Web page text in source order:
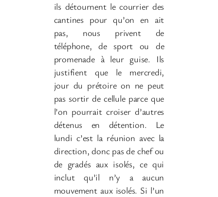
ils détournent le courrier des
cantines pour qu’on en ait
pas, nous privent de
téléphone, de sport ou de
promenade à leur guise. Ils
justifient que le mercredi,
jour du prétoire on ne peut
pas sortir de cellule parce que
l’on pourrait croiser d’autres
détenus en détention. Le
lundi c’est la réunion avec la
direction, donc pas de chef ou
de gradés aux isolés, ce qui
inclut qu’il n’y a aucun
mouvement aux isolés. Si l’un